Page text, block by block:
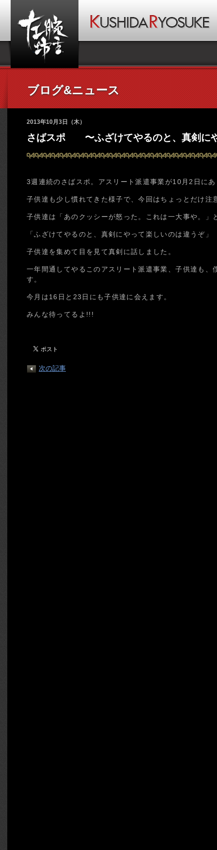
ブログ&ニュース
2013年10月3日（木）
さばスポ 〜ふざけてやるのと、真剣に
3週連続のさばスポ。アスリート派遣事業が10月2日に
子供達も少し慣れてきた様子で、今回はちょっとだけ注
子供達は「あのクッシーが怒った。これは一大事や。
「ふざけてやるのと、真剣にやって楽しいのは違うぞ」
子供達を集めて目を見て真剣に話しました。
一年間通してやるこのアスリート派遣事業、子供達も、
す。
今月は16日と23日にも子供達に会えます。
みんな待ってるよ!!!
次の記事